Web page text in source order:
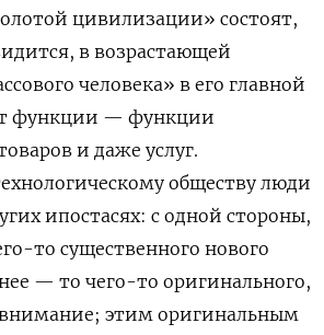
цивилизации» состоят,
в возрастающей
человека» в его главной
функции — функции
и даже услуг.
обществу люди
ипостасях: с одной стороны,
то существенного нового
— то чего-то оригинального,
этим оригинальным